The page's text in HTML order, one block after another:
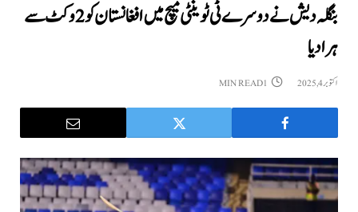
بنگلہ دیش نے دوسرے ٹی ٹوینٹی میچ میں افغانستان کو 2 وکٹ سے
ہرادیا
اکتوبر 4, 2025 1 MIN READ